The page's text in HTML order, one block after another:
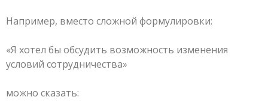
Например, вместо сложной формулировки:
«Я хотел бы обсудить возможность изменения
условий сотрудничества»
можно сказать: